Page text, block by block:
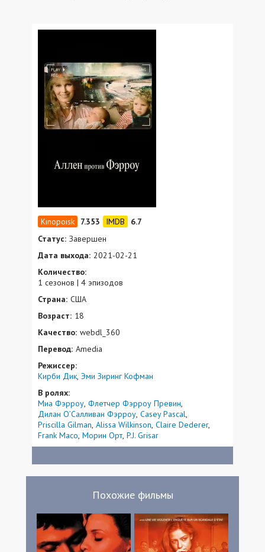
7.353
6.7
Статус: Завершен
Дата выхода: 2021-02-21
Количество:
1 сезонов | 4 эпизодов
Страна: США
Возраст: 18
Качество: webdl_360
Перевод: Amedia
Режиссер:
Кирби Дик Эми Зиринг Кофман
В ролях:
Миа Фэрроу Флетчер Фэрроу Превин
Дилан О’Салливан Фэрроу Casey Pascal
Priscilla Gilman Alissa Wilkinson Claire Dederer
Frank Maco Морин Орт P.J. Grisar
Похожие фильмы